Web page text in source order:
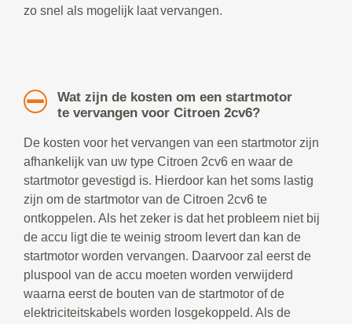
zo snel als mogelijk laat vervangen.
Wat zijn de kosten om een startmotor
te vervangen voor Citroen 2cv6?
De kosten voor het vervangen van een startmotor zijn
afhankelijk van uw type Citroen 2cv6 en waar de
startmotor gevestigd is. Hierdoor kan het soms lastig
zijn om de startmotor van de Citroen 2cv6 te
ontkoppelen. Als het zeker is dat het probleem niet bij
de accu ligt die te weinig stroom levert dan kan de
startmotor worden vervangen. Daarvoor zal eerst de
pluspool van de accu moeten worden verwijderd
waarna eerst de bouten van de startmotor of de
elektriciteitskabels worden losgekoppeld. Als de